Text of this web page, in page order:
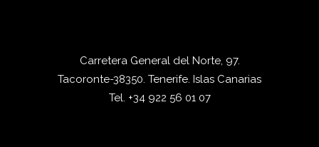
Carretera General del Norte, 97.
Tacoronte-38350. Tenerife. Islas Canarias
Tel. +34 922 56 01 07